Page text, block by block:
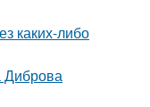
каких-либо
Диброва